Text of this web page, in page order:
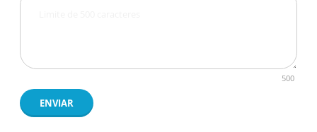
500
ENVIAR